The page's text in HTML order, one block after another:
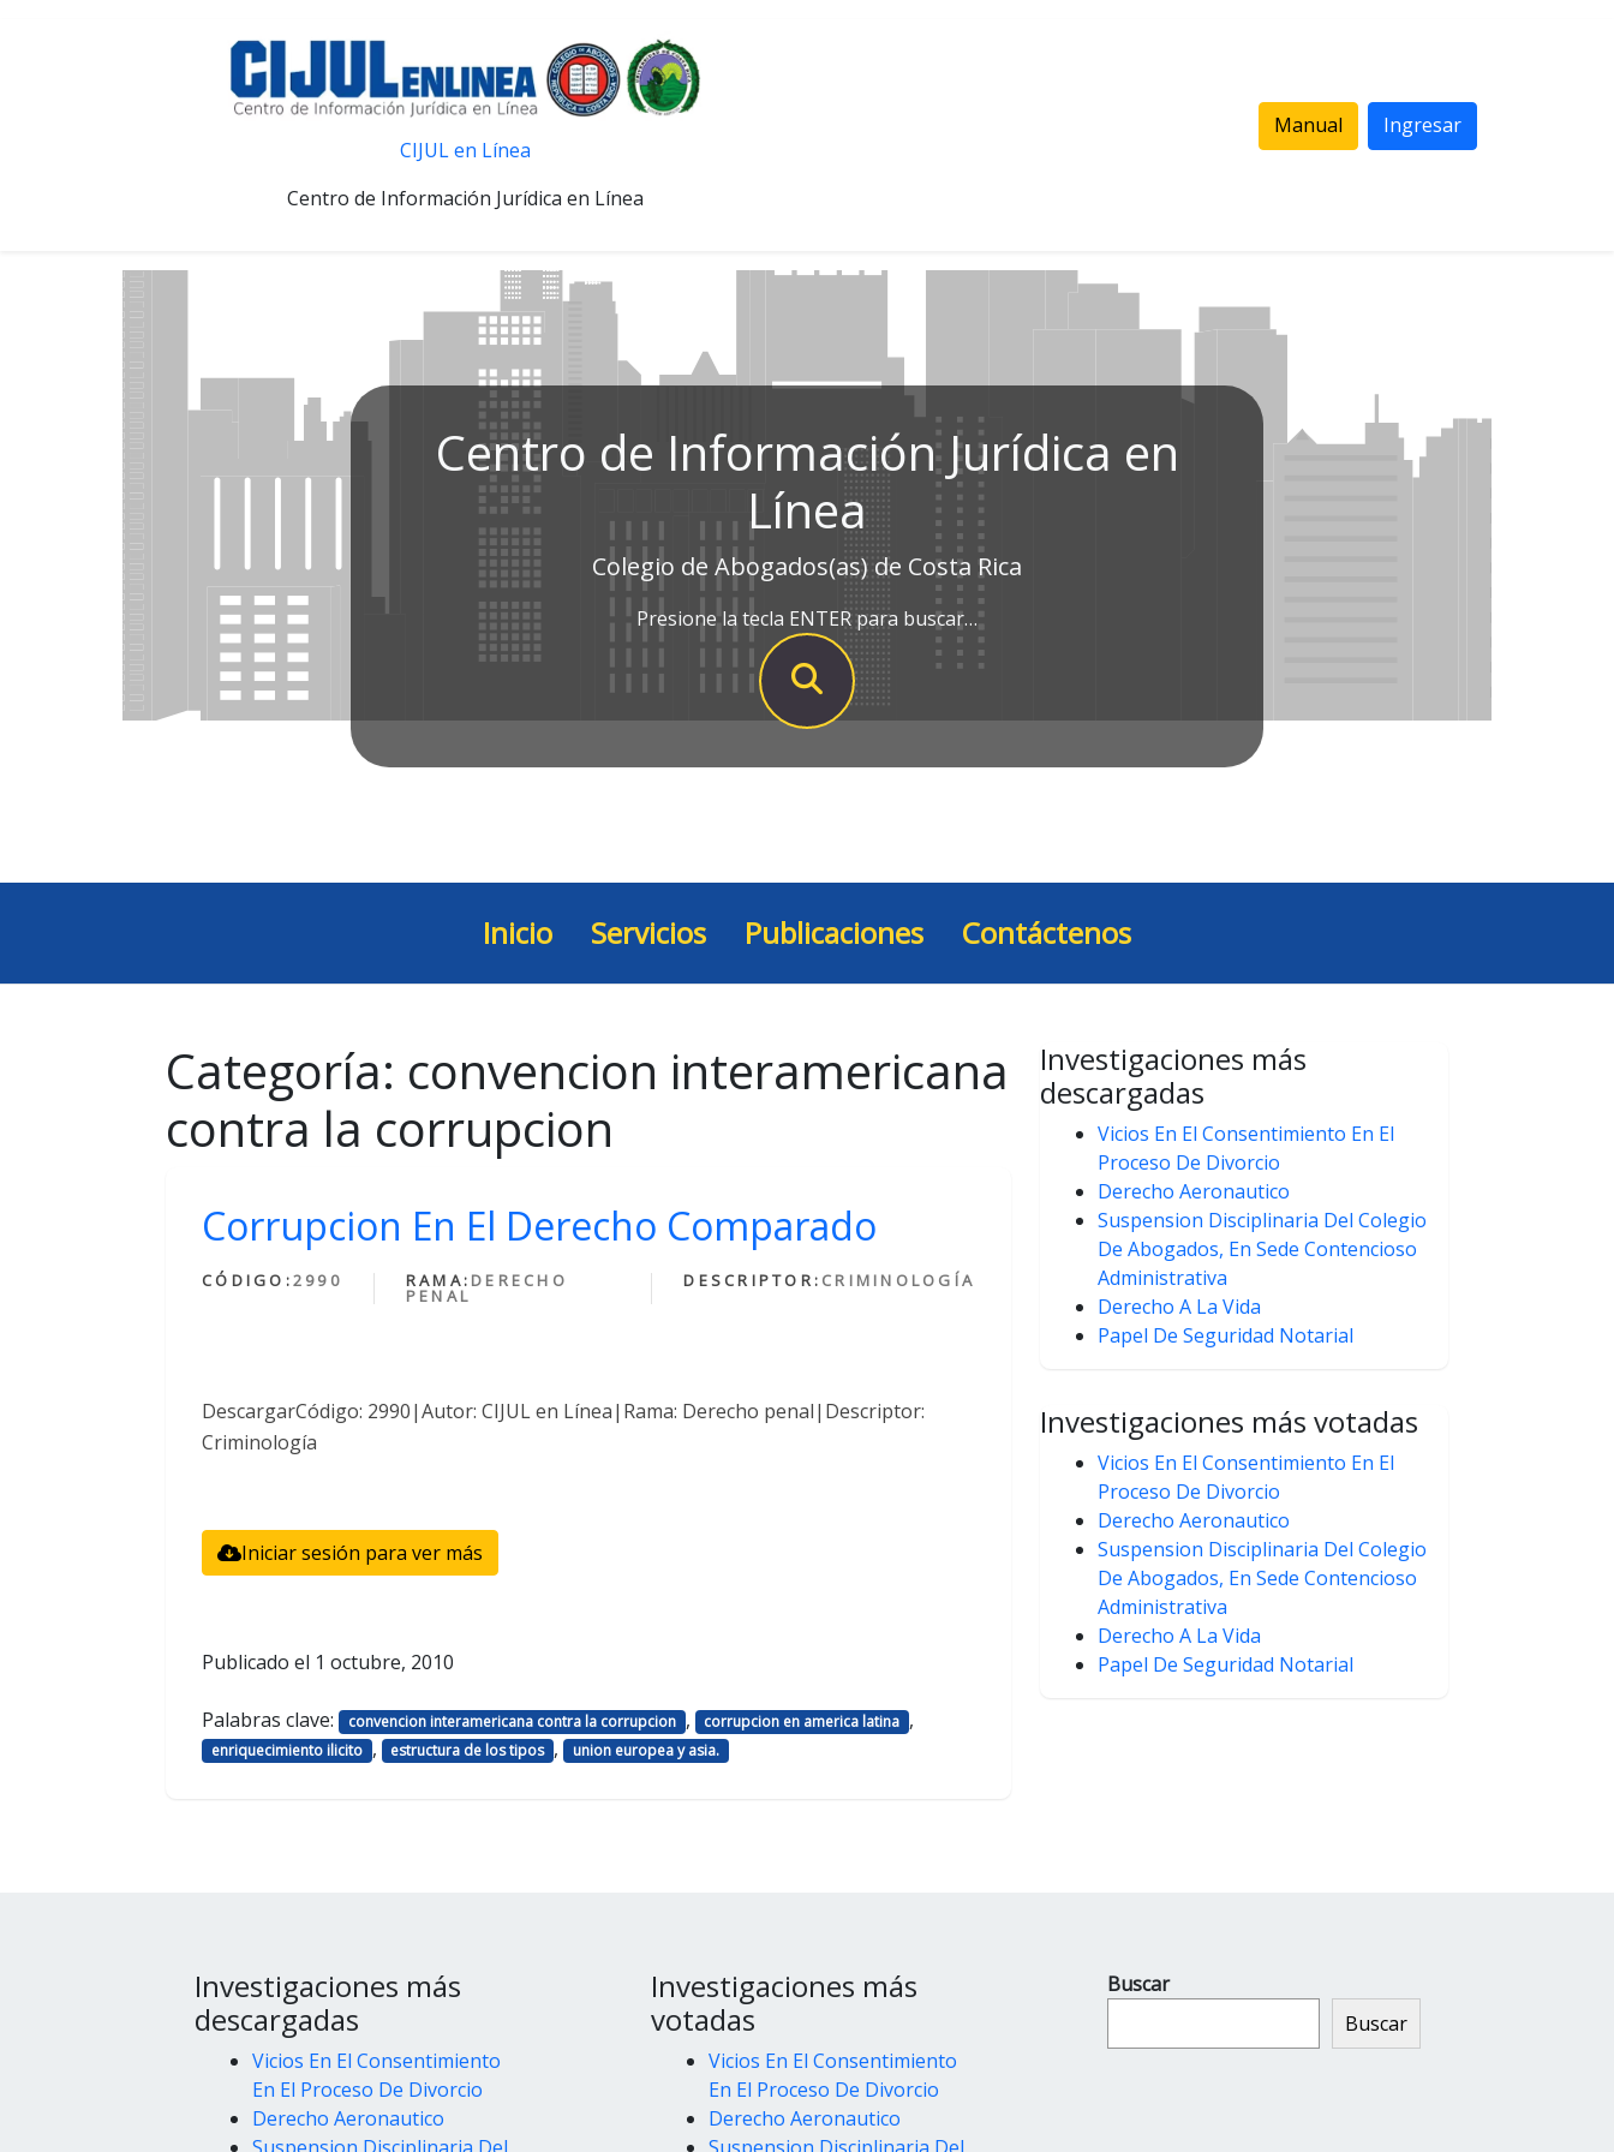
CIJUL en Línea
Centro de Información Jurídica en Línea
Manual Ingresar
Centro de Información Jurídica en
Línea
Colegio de Abogados(as) de Costa Rica
Presione la tecla ENTER para buscar…
Inicio Servicios Publicaciones Contáctenos
Categoría: convencion interamericana
contra la corrupcion
Corrupcion En El Derecho Comparado
CÓDIGO:2990 RAMA: DERECHO
PENAL
DESCRIPTOR: CRIMINOLOGÍA
DescargarCódigo: 2990|Autor: CIJUL en Línea|Rama: Derecho penal|Descriptor:
Criminología
Iniciar sesión para ver más
Publicado el 1 octubre, 2010
Palabras clave: convencion interamericana contra la corrupcion , corrupcion en america latina ,
enriquecimiento ilicito , estructura de los tipos , union europea y asia.
Investigaciones más
descargadas
Vicios En El Consentimiento En El
Proceso De Divorcio
Derecho Aeronautico
Suspension Disciplinaria Del Colegio
De Abogados, En Sede Contencioso
Administrativa
Derecho A La Vida
Papel De Seguridad Notarial
Investigaciones más votadas
Vicios En El Consentimiento En El
Proceso De Divorcio
Derecho Aeronautico
Suspension Disciplinaria Del Colegio
De Abogados, En Sede Contencioso
Administrativa
Derecho A La Vida
Papel De Seguridad Notarial
Investigaciones más
descargadas
Vicios En El Consentimiento
En El Proceso De Divorcio
Derecho Aeronautico
Investigaciones más
votadas
Vicios En El Consentimiento
En El Proceso De Divorcio
Derecho Aeronautico
Buscar
Buscar